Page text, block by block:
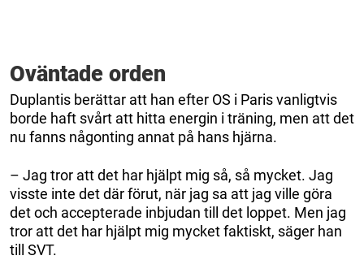
Oväntade orden
Duplantis berättar att han efter OS i Paris vanligtvis
borde haft svårt att hitta energin i träning, men att det
nu fanns någonting annat på hans hjärna.
– Jag tror att det har hjälpt mig så, så mycket. Jag
visste inte det där förut, när jag sa att jag ville göra
det och accepterade inbjudan till det loppet. Men jag
tror att det har hjälpt mig mycket faktiskt, säger han
till SVT.